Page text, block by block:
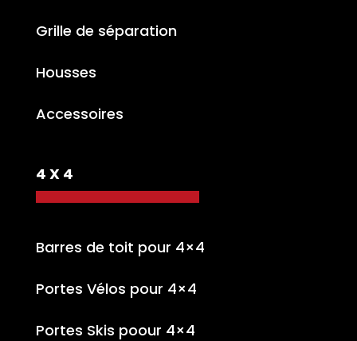
Grille de séparation
Housses
Accessoires
4 X 4
Barres de toit pour 4×4
Portes Vélos pour 4×4
Portes Skis poour 4×4